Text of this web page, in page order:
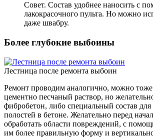
Совет. Состав удобнее наносить с
лакокрасочного пульта. Но можно
даже швабру.
Более глубокие выбоины
Лестница после ремонта выбоин
Ремонт проводим аналогично, можно тоже
цементно песчаный раствор, но
фибробетон, либо специальный состав
полостей в бетоне. Желательно перед
обработать области повреждений, с
им более правильную форму и